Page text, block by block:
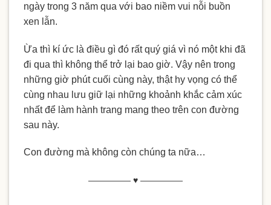
ngày trong 3 năm qua với bao niềm vui nỗi buồn
xen lẫn.
Ừa thì kí ức là điều gì đó rất quý giá vì nó một khi đã
đi qua thì không thể trở lại bao giờ. Vậy nên trong
những giờ phút cuối cùng này, thật hy vọng có thể
cùng nhau lưu giữ lại những khoảnh khắc cảm xúc
nhất để làm hành trang mang theo trên con đường
sau này.
Con đường mà không còn chúng ta nữa…
————— ♥ —————